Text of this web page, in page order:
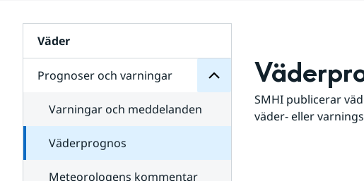
Väder
Prognoser och varningar
för
Varningar och meddelanden
Väderprognos
Meteorologens kommentar
SMHI publicerar
väder- eller